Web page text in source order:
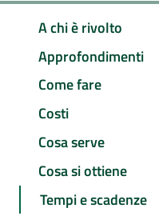
A chi è rivolto
Approfondimenti
Come fare
Costi
Cosa serve
Cosa si ottiene
Tempi e scadenze